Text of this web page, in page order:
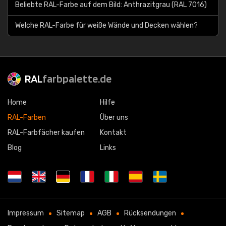
Beliebte RAL-Farbe auf dem Bild: Anthrazitgrau (RAL 7016)
Welche RAL-Farbe für weiße Wände und Decken wählen?
RALfarbpalette.de
Home
RAL-Farben
RAL-Farbfächer kaufen
Blog
Hilfe
Über uns
Kontakt
Links
Impressum Sitemap AGB
Rücksendungen